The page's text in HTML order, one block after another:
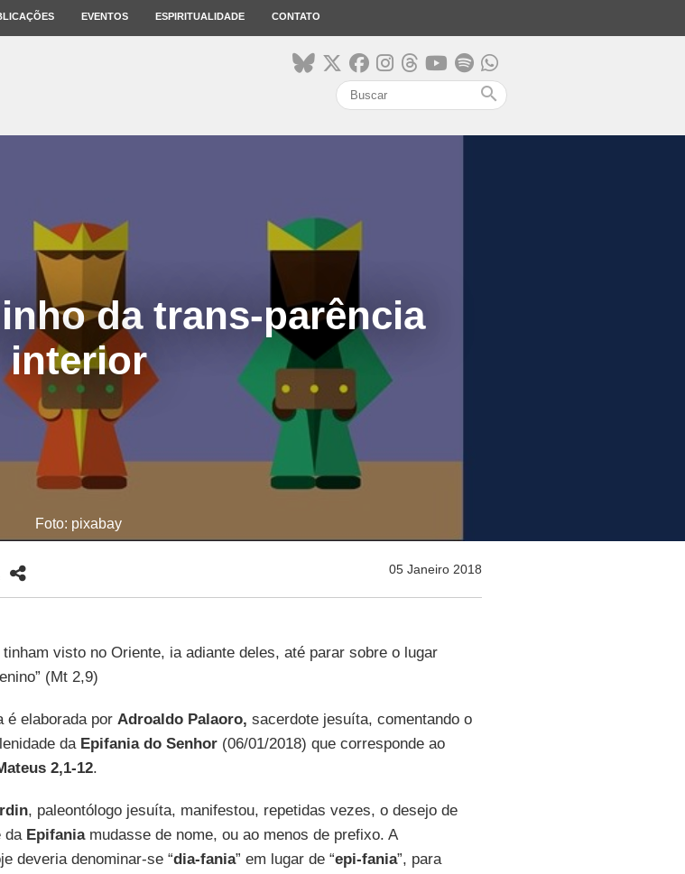
EVENTOS ESPIRITUALIDADE CONTATO
search
da trans-parência
interior
Foto: pixabay
05 Janeiro 2018
tinham visto no Oriente, ia adiante deles, até parar sobre o lugar
(Mt 2,9)
é elaborada por Adroaldo Palaoro, sacerdote jesuíta, comentando o
daEpifania do Senhor(06/01/2018) que corresponde ao
2,1-12.
, paleontólogo jesuíta, manifestou, repetidas vezes, o desejo de
da Epifaniamudasse de nome, ou ao menos de prefixo. A
deveria denominar-se “dia-fania” em lugar de “epi-fania”, para